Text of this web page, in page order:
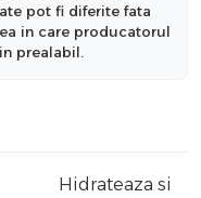
pot fi diferite fata
in care producatorul
prealabil.
Hidrateaza si